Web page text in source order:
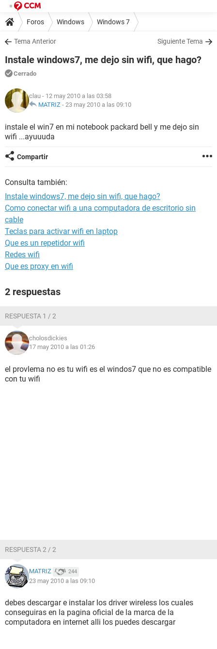
Foros Windows Windows 7
Tema Anterior Siguiente Tema
Instale windows7, me dejo sin wifi, que hago?
Cerrado
clau - 12 may 2010 a las 03:58
MATRIZ - 23 may 2010 a las 09:10
instale el win7 en mi notebook packard bell y me dejo sin
wifi ...ayuuuda
Compartir
Consulta también:
Instale windows7, me dejo sin wifi, que hago?
Como conectar wifi a una computadora de escritorio sin
cable
Teclas para activar wifi en laptop
Que es un repetidor wifi
Redes wifi
Que es proxy en wifi
2 respuestas
RESPUESTA 1 / 2
cholosdickies
17 may 2010 a las 01:26
el provlema no es tu wifi es el windos7 que no es compatible
con tu wifi
RESPUESTA 2 / 2
MATRIZ 244
23 may 2010 a las 09:10
debes descargar e instalar los driver wireless los cuales
conseguiras en la pagina oficial de la marca de la
computadora en internet alli los puedes descargar